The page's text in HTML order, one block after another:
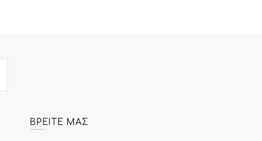
ΒΡΕΊΤΕ ΜΑΣ